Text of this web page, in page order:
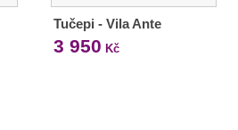
Tučepi - Vila Ante
3 950 Kč